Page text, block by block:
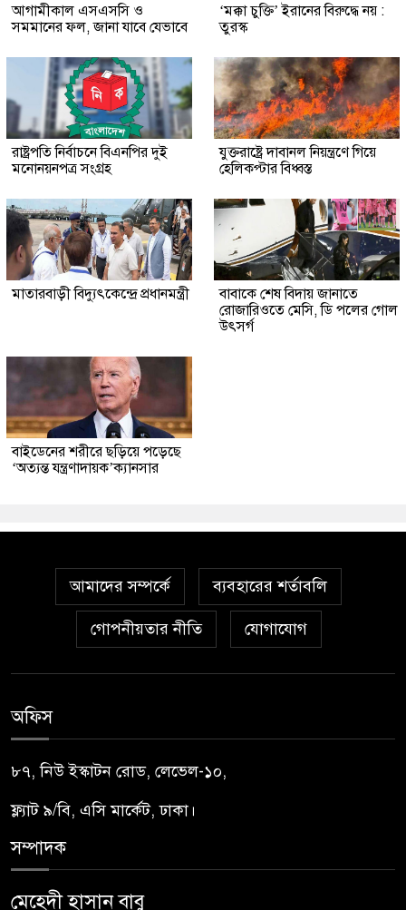
আগামীকাল এসএসসি ও
সমমানের ফল, জানা যাবে যেভাবে
‘মক্কা চুক্তি’ ইরানের বিরুদ্ধে নয় :
তুরস্ক
রাষ্ট্রপতি নির্বাচনে বিএনপির দুই
মনোনয়নপত্র সংগ্রহ
যুক্তরাষ্ট্রে দাবানল নিয়ন্ত্রণে গিয়ে
হেলিকপ্টার বিধ্বস্ত
মাতারবাড়ী বিদ্যুৎকেন্দ্রে প্রধানমন্ত্রী
বাবাকে শেষ বিদায় জানাতে
রোজারিওতে মেসি, ডি পলের গোল
উৎসর্গ
বাইডেনের শরীরে ছড়িয়ে পড়েছে
‘অত্যন্ত যন্ত্রণাদায়ক’ক্যানসার
আমাদের সম্পর্কে ব্যবহারের শর্তাবলি
গোপনীয়তার নীতি যোগাযোগ
অফিস
৮৭, নিউ ইস্কাটন রোড, লেভেল-১০,
ফ্ল্যাট ৯/বি, এসি মার্কেট, ঢাকা।
সম্পাদক
মেহেদী হাসান বাবু